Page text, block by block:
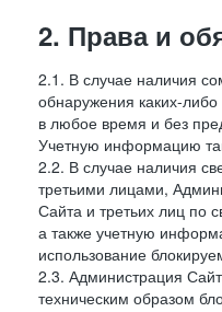
2. Права и
2.1. В случае наличия
обнаружения каких-
в любое время и без
Учетную информацию
2.2. В случае наличия
третьими лицами,
Сайта и третьих лиц по
а также учетную
использование
2.3. Администрация
техническим образом